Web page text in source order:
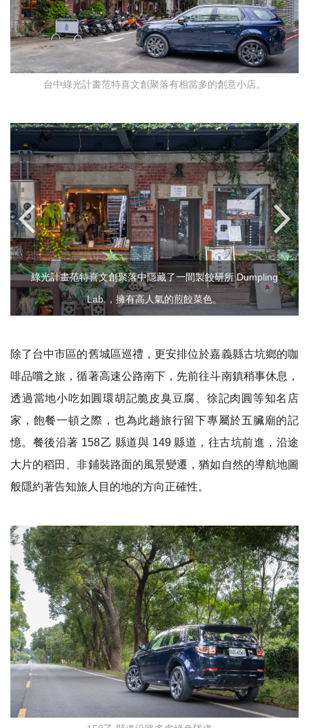
台中綠光計畫范特喜文創聚落有相當多的創意小店。
綠光計畫范特喜文創聚落中隱藏了一間製餃研所 Dumpling
Lab.，擁有高人氣的煎餃菜色。
除了台中市區的舊城區巡禮，更安排位於嘉義縣古坑鄉的咖
啡品嚐之旅，循著高速公路南下，先前往斗南鎮稍事休息，
透過當地小吃如圓環胡記脆皮臭豆腐、徐記肉圓等知名店
家，飽餐一頓之際，也為此趟旅行留下專屬於五臟廟的記
憶。餐後沿著 158乙 縣道與 149縣道，往古坑前進，沿途
大片的稻田、非鋪裝路面的風景變遷，猶如自然的導航地圖
般隱約著告知旅人目的地的方向正確性。